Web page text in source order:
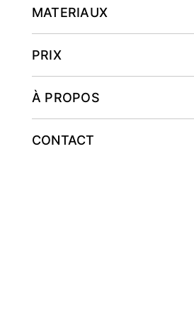
MATERIAUX
PRIX
À PROPOS
CONTACT